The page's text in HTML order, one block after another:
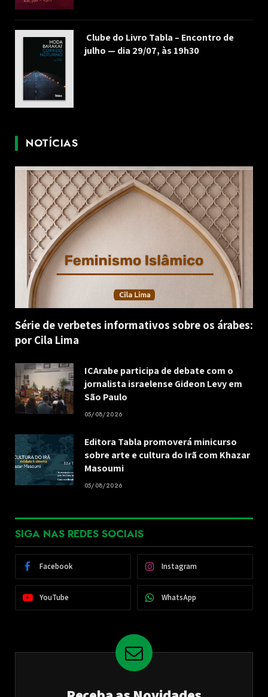
Clube do Livro Tabla – Encontro de
julho — dia 29/07, às 19h30
NOTÍCIAS
Série de verbetes informativos sobre os árabes:
por Cila Lima
ICArabe participa de debate com o
jornalista israelense Gideon Levy em
São Paulo
05/08/2026
Editora Tabla promoverá minicurso
sobre arte e cultura do Irã com Khazar
Masoumi
05/08/2026
SIGA NAS REDES SOCIAIS
Facebook Instagram
YouTube WhatsApp